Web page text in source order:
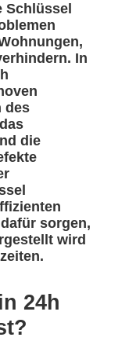
Schlüssel
In
des
die
sorgen,
wird
24h